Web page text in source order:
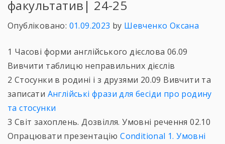
факультатив| 24-25
Опубліковано: 01.09.2023 by Шевченко Оксана
1 Часові форми англійського дієслова 06.09
Вивчити таблицю неправильних дієслів
2 Стосунки в родині і з друзями 20.09 Вивчити та
записати Англійські фрази для бесіди про родину
та стосунки
3 Світ захоплень. Дозвілля. Умовні речення 02.10
Опрацювати презентаціюConditional 1. Умовні